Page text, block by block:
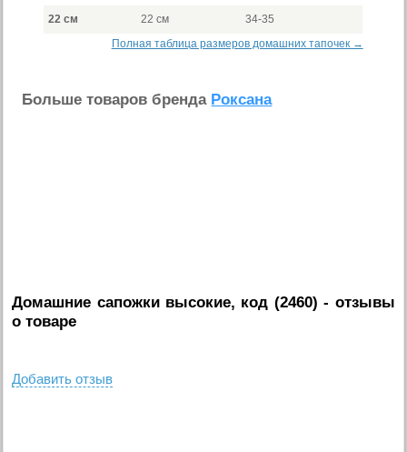
22 см 22 см
34-35
Полная таблица размеров домашних тапочек →
Больше товаров бренда Роксана
Домашние сапожки высокие, код (2460) - отзывы
о товаре
Добавить отзыв